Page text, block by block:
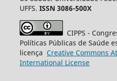
UFFS. ISSN 3086-500X
CIPPS -
Políticas Públicas de Saúde
licença Creative Commons
International License